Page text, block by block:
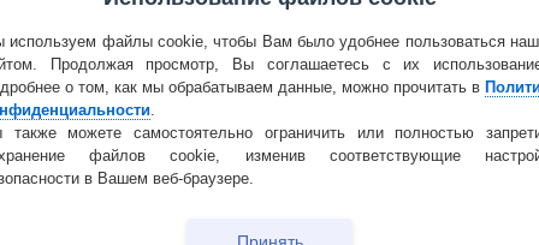
>10 км
-
<7
>10 км
-
1-3
<7
>10 км
> 1 км
1-3
<7
>10 км
> 1 км
2-5
<7
>10 км
> 1 км
1-3
<7
>10 км
> 1 км
1-3
>10 км
> 1 км
>10 км
-
Гостевая
используем файлы cookie, чтобы Вам было удобнее пользоваться
Продолжая просмотр, Вы соглашаетесь с их
о том, как мы обрабатываем данные, можно прочитать в
также можете самостоятельно ограничить или полностью
файлов cookie, изменив соответствующие
в Вашем веб-браузере.
Принять